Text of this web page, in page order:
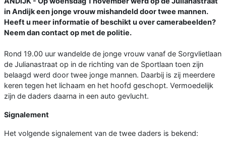
in Andijk een jonge vrouw mishandeld door twee mannen.
Heeft u meer informatie of beschikt u over camerabeelden?
Neem dan contact op met de politie.
Rond 19.00 uur wandelde de jonge vrouw vanaf de Sorgvlietlaan
de Julianastraat op in de richting van de Sportlaan toen zijn
belaagd werd door twee jonge mannen. Daarbij is zij meerdere
keren tegen het lichaam en het hoofd geschopt. Vermoedelijk
zijn de daders daarna in een auto gevlucht.
Signalement
Het volgende signalement van de twee daders is bekend: